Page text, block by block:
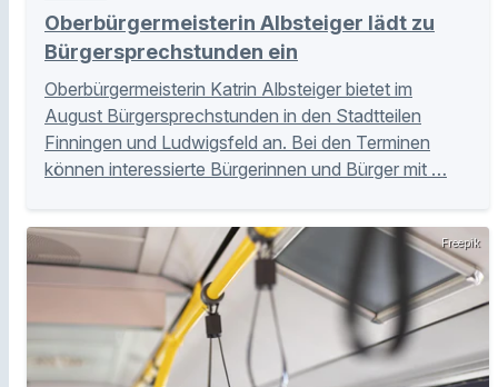
Oberbürgermeisterin Albsteiger lädt zu
Bürgersprechstunden ein
Oberbürgermeisterin Katrin Albsteiger bietet im
August Bürgersprechstunden in den Stadtteilen
Finningen und Ludwigsfeld an. Bei den Terminen
können interessierte Bürgerinnen und Bürger mit …
Freepik